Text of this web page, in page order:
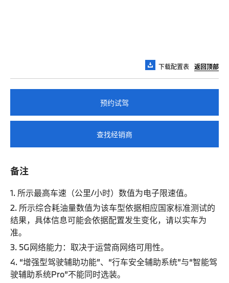
下载配置表 返回顶部
预约试驾
查找经销商
备注
1. 所示最高车速（公里/小时）数值为电子限速值。
2. 所示综合耗油量数值为该车型依据相应国家标准测试的
结果，具体信息可能会依据配置发生变化，请以实车为
准。
3. 5G网络能力：取决于运营商网络可用性。
4. “增强型驾驶辅助功能”、“行车安全辅助系统”与“智能驾
驶辅助系统Pro”不能同时选装。